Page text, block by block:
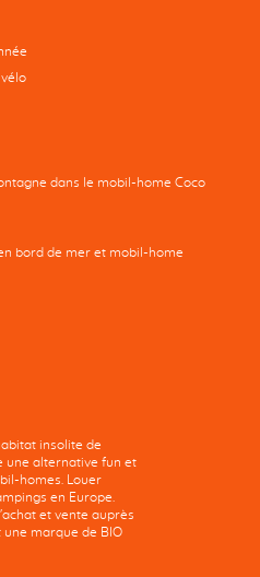
dans le mobil-home Coco
bord de mer et mobil-home
insolite de
une alternative fun et
homes. Louer
en Europe.
et vente auprès
une marque de BIO